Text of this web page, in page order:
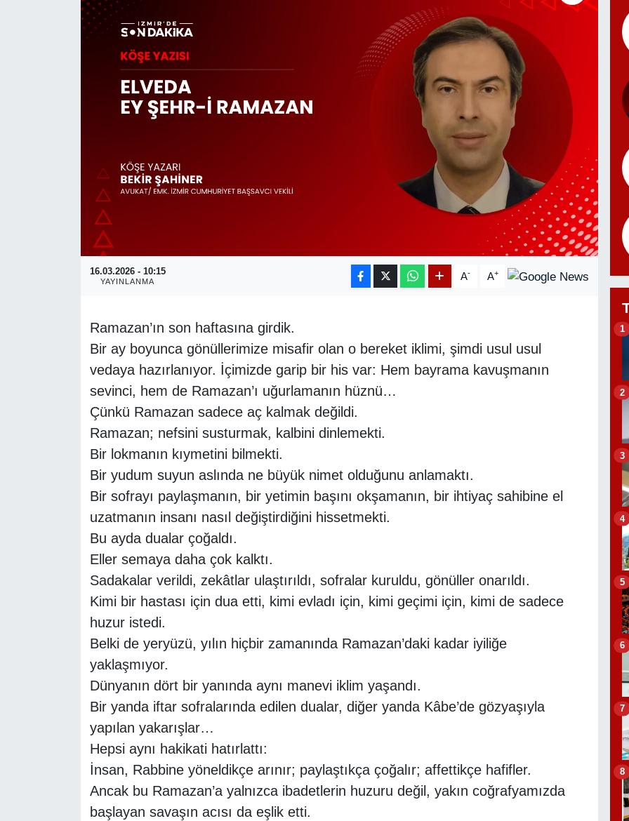
16.03.2026 - 10:15
YAYINLANMA A- A+
Ramazan’ın son haftasına girdik.
Bir ay boyunca gönüllerimize misafir olan o bereket iklimi, şimdi usul usul
vedaya hazırlanıyor. İçimizde garip bir his var: Hem bayrama kavuşmanın
sevinci, hem de Ramazan’ı uğurlamanın hüznü…
Çünkü Ramazan sadece aç kalmak değildi.
Ramazan; nefsini susturmak, kalbini dinlemekti.
Bir lokmanın kıymetini bilmekti.
Bir yudum suyun aslında ne büyük nimet olduğunu anlamaktı.
Bir sofrayı paylaşmanın, bir yetimin başını okşamanın, bir ihtiyaç sahibine el
uzatmanın insanı nasıl değiştirdiğini hissetmekti.
Bu ayda dualar çoğaldı.
Eller semaya daha çok kalktı.
Sadakalar verildi, zekâtlar ulaştırıldı, sofralar kuruldu, gönüller onarıldı.
Kimi bir hastası için dua etti, kimi evladı için, kimi geçimi için, kimi de sadece
huzur istedi.
Belki de yeryüzü, yılın hiçbir zamanında Ramazan’daki kadar iyiliğe
yaklaşmıyor.
Dünyanın dört bir yanında aynı manevi iklim yaşandı.
Bir yanda iftar sofralarında edilen dualar, diğer yanda Kâbe’de gözyaşıyla
yapılan yakarışlar…
Hepsi aynı hakikati hatırlattı:
İnsan, Rabbine yöneldikçe arınır; paylaştıkça çoğalır; affettikçe hafifler.
Ancak bu Ramazan’a yalnızca ibadetlerin huzuru değil, yakın coğrafyamızda
başlayan savaşın acısı da eşlik etti.
1
2
3
4
5
6
7
8
RESMİ REKLAM